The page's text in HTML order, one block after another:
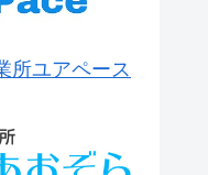
所ユアペース